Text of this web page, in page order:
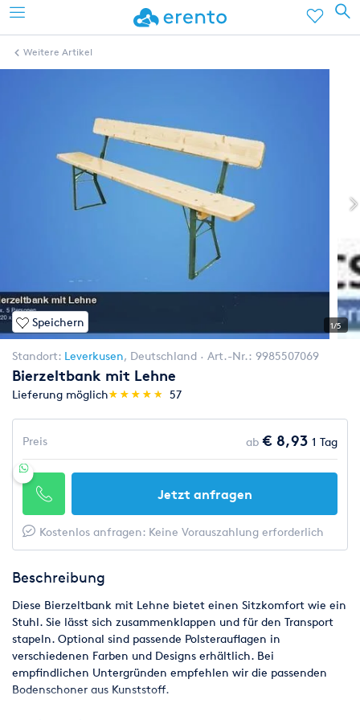
Weitere Artikel
Speichern 1/5
Standort: Leverkusen, Deutschland Art.-Nr.: 9985507069
Bierzeltbank mit Lehne
Lieferung möglich(*)
★
★
(*)★
★
(*) ★
★
(*) ★
★
(*) ★
★ 57
Preis ab € 8,93 1 Tag
Jetzt anfragen
Kostenlos anfragen: Keine Vorauszahlung erforderlich
Beschreibung
Diese Bierzeltbank mit Lehne bietet einen Sitzkomfort wie ein
Stuhl. Sie lässt sich zusammenklappen und für den Transport
stapeln. Optional sind passende Polsterauflagen in
verschiedenen Farben und Designs erhältlich. Bei
empfindlichen Untergründen empfehlen wir die passenden
Bodenschoner aus Kunststoff.